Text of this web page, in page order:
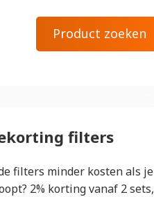
filters
filters minder kosten als je
2% korting vanaf 2 sets,